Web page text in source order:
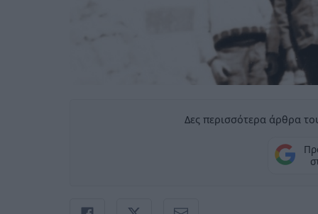
Δες περισσότερα άρθρα